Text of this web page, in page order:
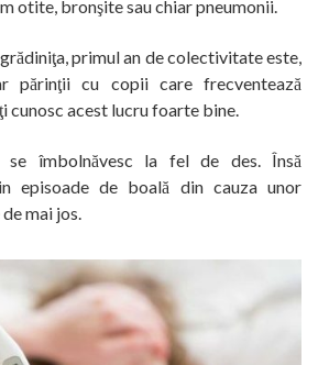
otite, bronşite sau chiar pneumonii.
primul an de colectivitate este,
părinţii cu copii care frecventează
cunosc acest lucru foarte bine.
îmbolnăvesc la fel de des. Însă
episoade de boală din cauza unor
mai jos.